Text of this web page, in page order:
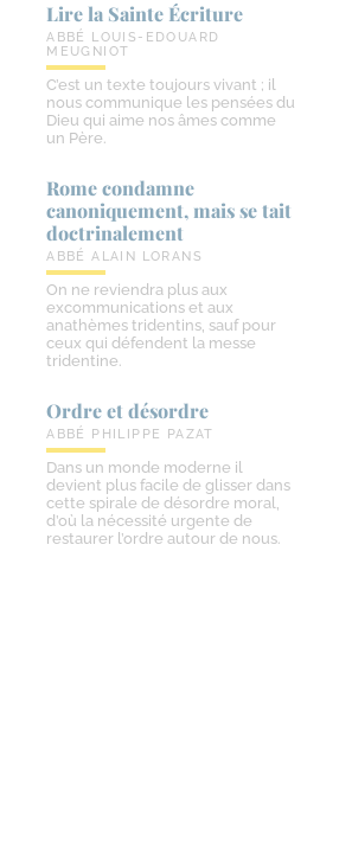
Lire la Sainte Écriture
ABBÉ LOUIS-EDOUARD
MEUGNIOT
C’est un texte toujours vivant ; il
nous communique les pensées du
Dieu qui aime nos âmes comme
un Père.
Rome condamne
canoniquement, mais se tait
doctrinalement
ABBÉ ALAIN LORANS
On ne reviendra plus aux
excommunications et aux
anathèmes tridentins, sauf pour
ceux qui défendent la messe
tridentine.
Ordre et désordre
ABBÉ PHILIPPE PAZAT
Dans un monde moderne il
devient plus facile de glisser dans
cette spirale de désordre moral,
d’où la nécessité urgente de
restaurer l’ordre autour de nous.